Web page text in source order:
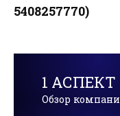
5408257770)
1 АСПЕКТ
Обзор